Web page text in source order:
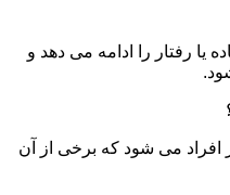
رفتار را ادامه می دهد و
افراد می شود که برخی از آن